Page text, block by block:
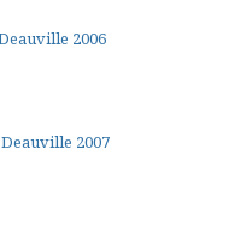
2006
2007